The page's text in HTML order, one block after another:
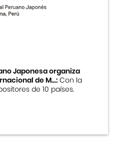
Japonesa organiza
de M...:Con la
de 10 países.